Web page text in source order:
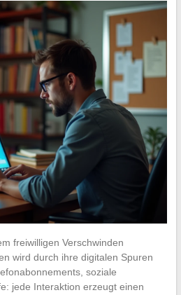
freiwilligen Verschwinden
wird durch ihre digitalen Spuren
soziale
jede Interaktion erzeugt einen